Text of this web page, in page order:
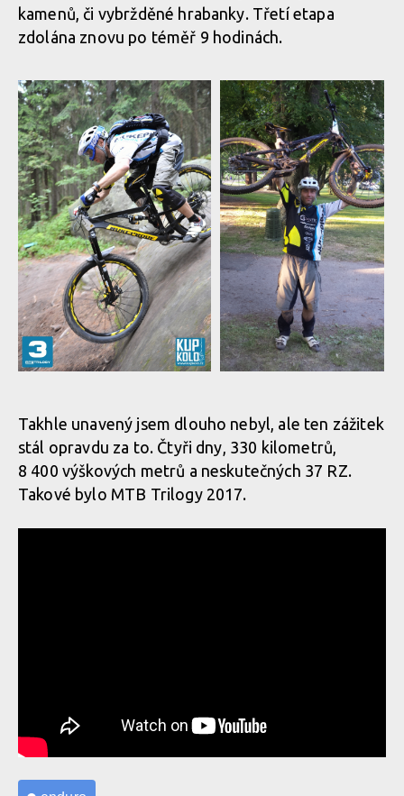
kamenů, či vybržděné hrabanky. Třetí etapa
zdolána znovu po téměř 9 hodinách.
Hradeckého
Report: MTB Trilogy 2017 -
Hradeckého
Hradeckého
Report: MTB Trilogy 2017
Takhle unavený jsem dlouho nebyl, ale ten zážitek
stál opravdu za to. Čtyři dny, 330 kilometrů,
8 400 výškových metrů a neskutečných 37 RZ.
Takové bylo MTB Trilogy 2017.